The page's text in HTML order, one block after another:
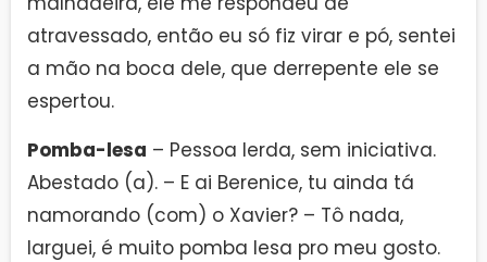
atravessado, então eu só fiz virar e pó, sentei
a mão na boca dele, que derrepente ele se
espertou.
Pomba-lesa – Pessoa lerda, sem iniciativa.
Abestado (a). – E ai Berenice, tu ainda tá
namorando (com) o Xavier? – Tô nada,
larguei, é muito pomba lesa pro meu gosto.